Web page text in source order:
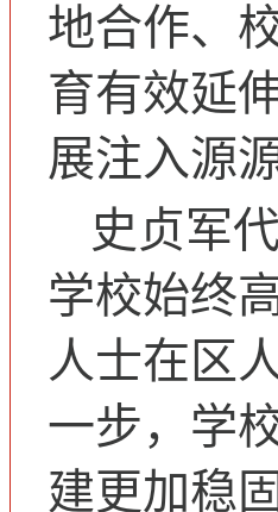
地合作、
育有效延
展注入源
史贞军
学校始终
人士在区
一步，学
建更加稳